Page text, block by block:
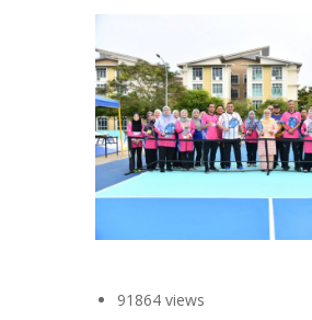
91864 views